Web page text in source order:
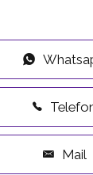
Mail